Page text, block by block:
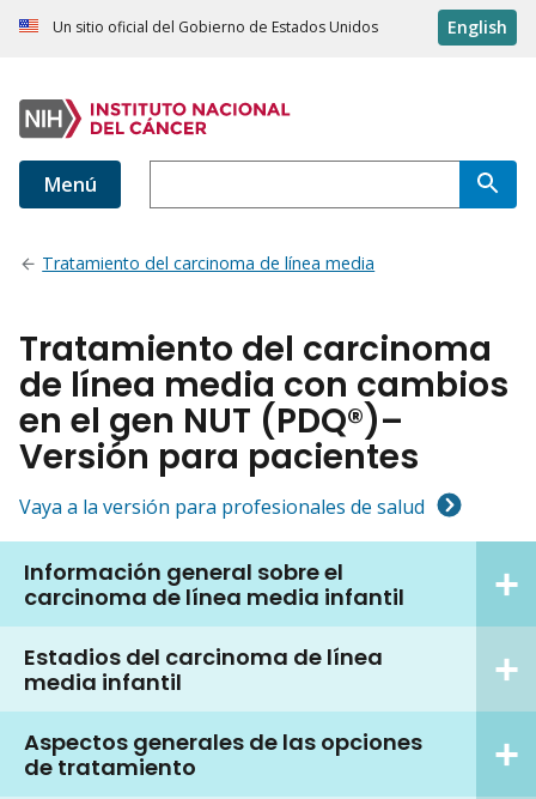
Un sitio oficial del Gobierno de Estados Unidos English
Menú
Tratamiento del carcinoma de línea media
Tratamiento del carcinoma
de línea media con cambios
en el gen NUT (PDQ®)–
Versión para pacientes
Vaya a la versión para profesionales de salud
Información general sobre el
carcinoma de línea media infantil
Estadios del carcinoma de línea
media infantil
Aspectos generales de las opciones
de tratamiento